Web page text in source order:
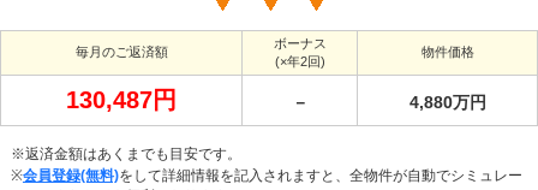
毎月のご返済額
ボーナス
(×年2回)
物件価格
130,487円 － 4,880万円
※返済金額はあくまでも目安です。
※会員登録(無料)をして詳細情報を記入されますと、全物件が自動でシミュレー